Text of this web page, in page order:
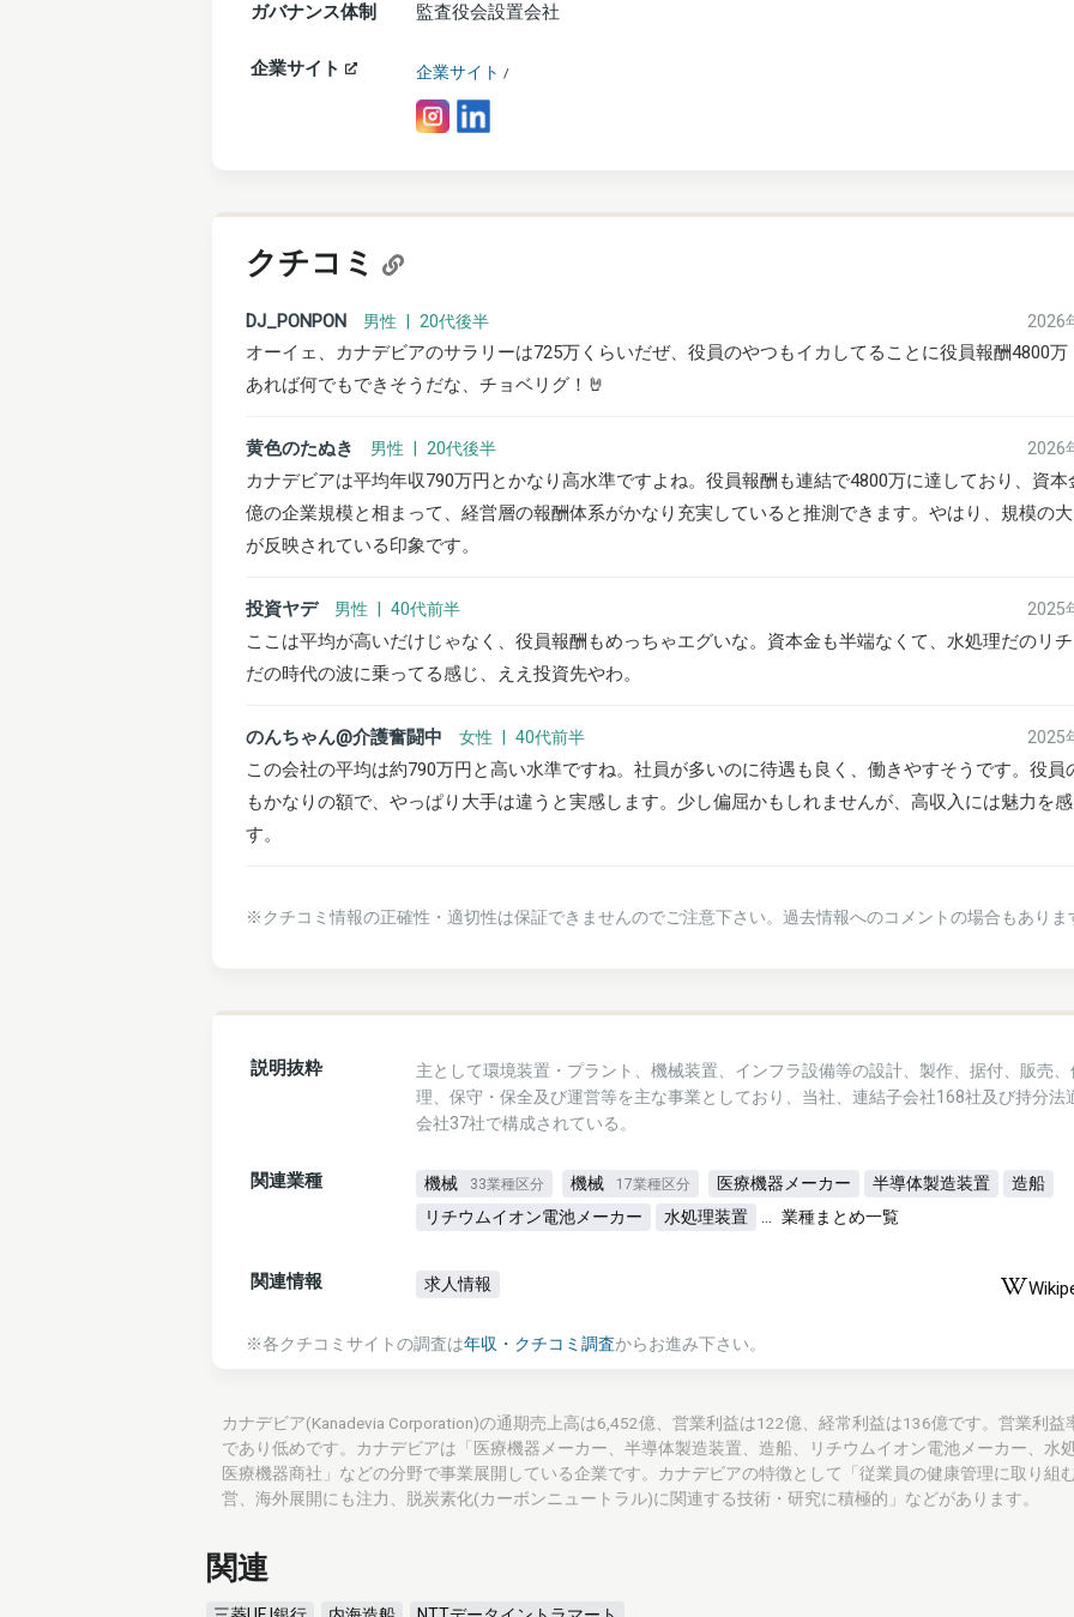
ガバナンス体制 監査役会設置会社
企業サイト 企業サイト /
クチコミ
DJ_PONPON 男性 | 20代後半 2026
オーイェ、カナデビアのサラリーは725万くらいだぜ、役員のやつもイカしてることに役員報酬4800万
あれば何でもできそうだな、チョベリグ！🤘
黄色のたぬき 男性 | 20代後半 2026
カナデビアは平均年収790万円とかなり高水準ですよね。役員報酬も連結で4800万に達しており、資本
億の企業規模と相まって、経営層の報酬体系がかなり充実していると推測できます。やはり、規模の
が反映されている印象です。
投資ヤデ 男性 | 40代前半 2025
ここは平均が高いだけじゃなく、役員報酬もめっちゃエグいな。資本金も半端なくて、水処理だのリ
だの時代の波に乗ってる感じ、ええ投資先やわ。
のんちゃん@介護奮闘中 女性 | 40代前半 2025
この会社の平均は約790万円と高い水準ですね。社員が多いのに待遇も良く、働きやすそうです。役員
もかなりの額で、やっぱり大手は違うと実感します。少し偏屈かもしれませんが、高収入には魅力を
す。
※クチコミ情報の正確性・適切性は保証できませんのでご注意下さい。過去情報へのコメントの場合もありま
説明抜粋
主として環境装置・プラント、機械装置、インフラ設備等の設計、製作、据付、販売、
理、保守・保全及び運営等を主な事業としており、当社、連結子会社168社及び持分法
会社37社で構成されている。
関連業種 機械 33業種区分 機械 17業種区分 医療機器メーカー 半導体製造装置
造船
リチウムイオン電池メーカー
水処理装置 ...業種まとめ一覧
関連情報 求人情報
※各クチコミサイトの調査は年収・クチコミ調査からお進み下さい。
カナデビア(Kanadevia Corporation)の通期売上高は6,452億、営業利益は122億、経常利益は136億です。営業利益
であり低めです。カナデビアは「医療機器メーカー、半導体製造装置、造船、リチウムイオン電池メーカー、水
医療機器商社」などの分野で事業展開している企業です。カナデビアの特徴として「従業員の健康管理に取り組
営、海外展開にも注力、脱炭素化(カーボンニュートラル)に関連する技術・研究に積極的」などがあります。
関連